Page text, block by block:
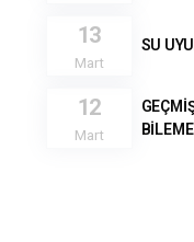
13
Mart
SU
12
Mart